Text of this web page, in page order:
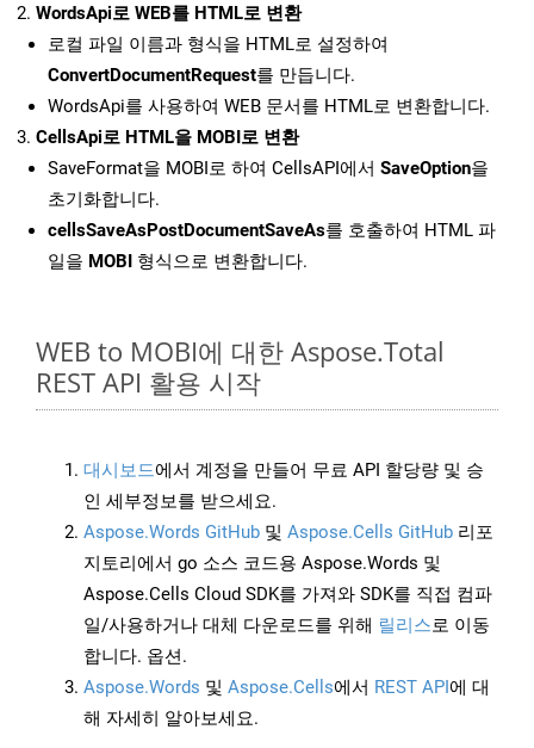
WordsApi로 WEB를 HTML로 변환
로컬 파일 이름과 형식을 HTML로 설정하여
ConvertDocumentRequest를 만듭니다.
WordsApi를 사용하여 WEB 문서를 HTML로 변환합니다.
CellsApi로 HTML을 MOBI로 변환
SaveFormat을 MOBI로 하여 CellsAPI에서 SaveOption을
초기화합니다.
cellsSaveAsPostDocumentSaveAs를 호출하여 HTML 파
일을 MOBI 형식으로 변환합니다.
WEB to MOBI에 대한 Aspose.Total
REST API 활용 시작
대시보드에서 계정을 만들어 무료 API 할당량 및 승
인 세부정보를 받으세요.
Aspose.Words GitHub 및 Aspose.Cells GitHub 리포
지토리에서 go 소스 코드용 Aspose.Words 및
Aspose.Cells Cloud SDK를 가져와 SDK를 직접 컴파
일/사용하거나 대체 다운로드를 위해 릴리스로 이동
합니다. 옵션.
Aspose.Words 및 Aspose.Cells에서 REST API에 대
해 자세히 알아보세요.